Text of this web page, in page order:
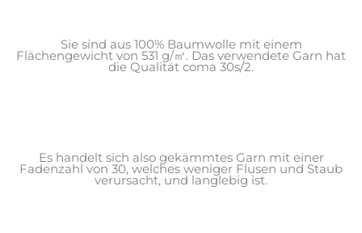
Sie sind aus 100% Baumwolle mit einem
Flächengewicht von 531 g/㎡. Das verwendete Garn hat
die Qualität coma 30s/2.
Es handelt sich also gekämmtes Garn mit einer
Fadenzahl von 30, welches weniger Flusen und Staub
verursacht, und langlebig ist.